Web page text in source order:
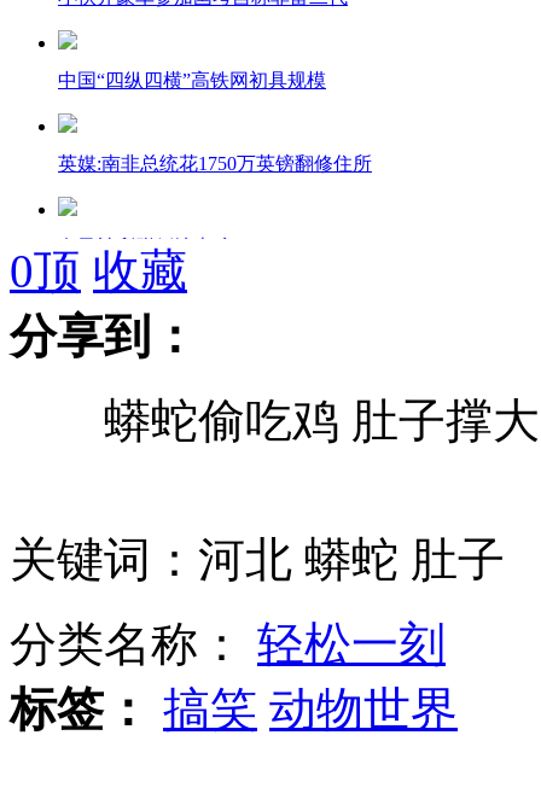
中国“四纵四横”高铁网初具规模
英媒:南非总统花1750万英镑翻修住所
女子被刮蹭倒地索赔500万
妻子与丈夫争玩电脑失败怒服60粒药
小伙戴假发穿睡衣进女工宿舍行窃被擒
山西运城恶犬咬伤多人 警民合力深夜将其击毙
女孩北京地铁殴打老人 痛下狠手拳打脚踢
0顶 收藏
分享到：
蟒蛇偷吃鸡 肚子撑大
关键词：河北 蟒蛇 肚子
分类名称： 轻松一刻
标签： 搞笑 动物世界